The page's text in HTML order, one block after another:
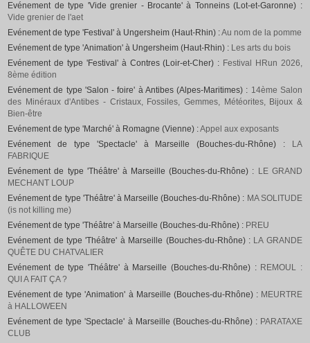
Evénement de type 'Vide grenier - Brocante' à Tonneins (Lot-et-Garonne) :
Vide grenier de l'aet
Evénement de type 'Festival' à Ungersheim (Haut-Rhin) :Au nom de la pomme
Evénement de type 'Animation' à Ungersheim (Haut-Rhin) : Les arts du bois
Evénement de type 'Festival' à Contres (Loir-et-Cher) : Festival HRun 2026,
8ème édition
Evénement de type 'Salon - foire' à Antibes (Alpes-Maritimes) : 14ème Salon
des Minéraux d'Antibes - Cristaux, Fossiles, Gemmes, Météorites, Bijoux &
Bien-être
Evénement de type 'Marché' à Romagne (Vienne) :Appel aux exposants
Evénement de type 'Spectacle' à Marseille (Bouches-du-Rhône) :
LA
FABRIQUE
Evénement de type 'Théâtre' à Marseille (Bouches-du-Rhône) : LE GRAND
MECHANT LOUP
Evénement de type 'Théâtre' à Marseille (Bouches-du-Rhône) : MA SOLITUDE
(is not killing me)
Evénement de type 'Théâtre' à Marseille (Bouches-du-Rhône) : PREU
Evénement de type 'Théâtre' à Marseille (Bouches-du-Rhône) : LA GRANDE
QUÊTE DU CHATVALIER
Evénement de type 'Théâtre' à Marseille (Bouches-du-Rhône) : REMOUL :
QUI A FAIT ÇA ?
Evénement de type 'Animation' à Marseille (Bouches-du-Rhône) : MEURTRE
à HALLOWEEN
Evénement de type 'Spectacle' à Marseille (Bouches-du-Rhône) : PARATAXE
CLUB